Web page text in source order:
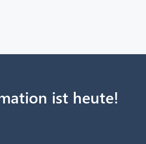
ist heute!